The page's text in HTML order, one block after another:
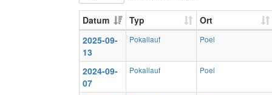
Datum Typ
Ort
2025-09-
13
Pokallauf Poel
2024-09-
07
Pokallauf Poel